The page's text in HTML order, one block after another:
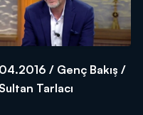
/ Genç Bakış /
Tarlacı